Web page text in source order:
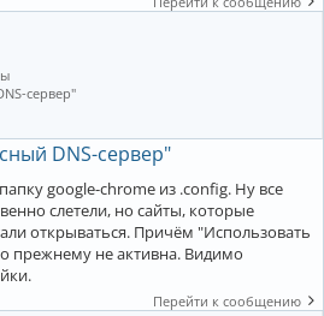
сервер"
DNS-сервер"
google-chrome из .config. Ну все
слетели, но сайты, которые
открываться. Причём "Использовать
прежнему не активна. Видимо
Перейти к сообщению